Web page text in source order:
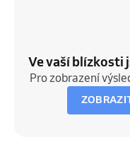
Ve vaší blízkosti
Pro zobrazení